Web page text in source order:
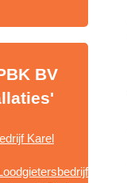
BV
Karel